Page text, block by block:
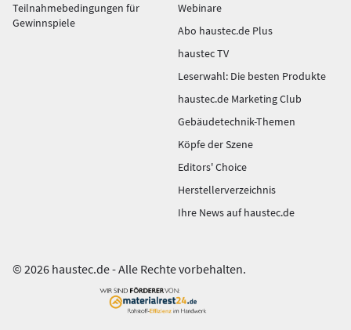
Teilnahmebedingungen für
Gewinnspiele
Webinare
Abo haustec.de Plus
haustec TV
Leserwahl: Die besten Produkte
haustec.de Marketing Club
Gebäudetechnik-Themen
Köpfe der Szene
Editors' Choice
Herstellerverzeichnis
Ihre News auf haustec.de
© 2026 haustec.de - Alle Rechte vorbehalten.